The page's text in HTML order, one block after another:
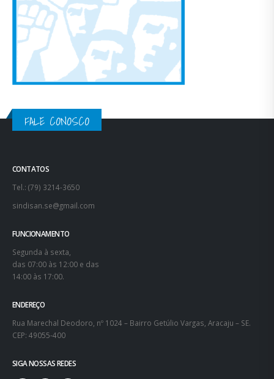
CONTATOS
Tel.: (79) 3214-3650
sindisan.se@gmail.com
FUNCIONAMENTO
CEP: 49055-400
SIGA NOSSAS REDES
© copyright 2021. SINDISAN. Todos os direitos reservados